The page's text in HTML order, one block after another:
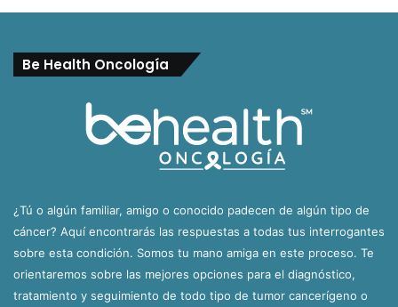
Be Health Oncología
¿Tú o algún familiar, amigo o conocido padecen de algún tipo de
cáncer? Aquí encontrarás las respuestas a todas tus interrogantes
sobre esta condición. Somos tu mano amiga en este proceso. Te
orientaremos sobre las mejores opciones para el diagnóstico,
tratamiento y seguimiento de todo tipo de tumor cancerígeno o